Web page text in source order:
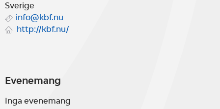
Sverige
info@kbf.nu
http://kbf.nu/
Evenemang
Inga evenemang